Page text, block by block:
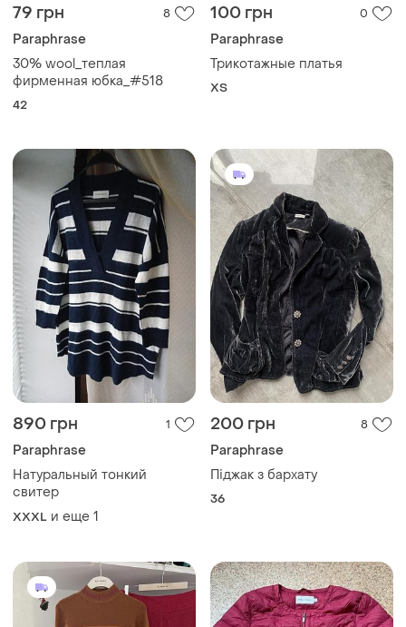
79 грн 8
Paraphrase
30% wool_теплая
фирменная юбка_#518
42
100 грн 0
Paraphrase
Трикотажные платья
ХS
890 грн 1
Paraphrase
Натуральный тонкий
свитер
XXXL и еще 1
200 грн 8
Paraphrase
Піджак з бархату
36